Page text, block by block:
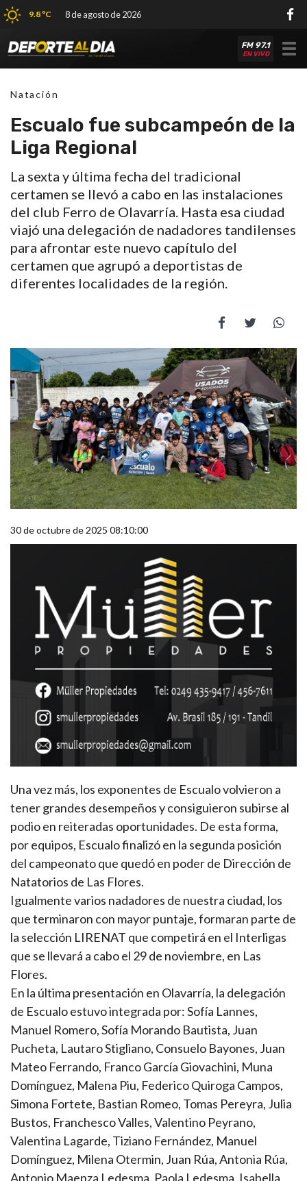
9.8 ºC 8 de agosto de 2026
FM 97.1
EN VIVO
Natación
Escualo fue subcampeón de la
Liga Regional
La sexta y última fecha del tradicional
certamen se llevó a cabo en las instalaciones
del club Ferro de Olavarría. Hasta esa ciudad
viajó una delegación de nadadores tandilenses
para afrontar este nuevo capítulo del
certamen que agrupó a deportistas de
diferentes localidades de la región.
30 de octubre de 2025 08:10:00
Una vez más, los exponentes de Escualo volvieron a
tener grandes desempeños y consiguieron subirse al
podio en reiteradas oportunidades. De esta forma,
por equipos, Escualo finalizó en la segunda posición
del campeonato que quedó en poder de Dirección de
Natatorios de Las Flores.
Igualmente varios nadadores de nuestra ciudad, los
que terminaron con mayor puntaje, formaran parte de
la selección LIRENAT que competirá en el Interligas
que se llevará a cabo el 29 de noviembre, en Las
Flores.
En la última presentación en Olavarría, la delegación
de Escualo estuvo integrada por: Sofía Lannes,
Manuel Romero, Sofía Morando Bautista, Juan
Pucheta, Lautaro Stigliano, Consuelo Bayones, Juan
Mateo Ferrando, Franco García Giovachini, Muna
Domínguez, Malena Piu, Federico Quiroga Campos,
Simona Fortete, Bastian Romeo, Tomas Pereyra, Julia
Bustos, Franchesco Valles, Valentino Peyrano,
Valentina Lagarde, Tiziano Fernández, Manuel
Domínguez, Milena Otermin, Juan Rúa, Antonia Rúa,
Antonio Maenza Ledesma, Paola Ledesma, Isabella